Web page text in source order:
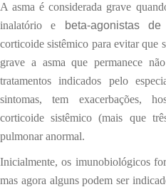
A asma é considerada grave
inalatório e
beta-agonistas
corticoide sistêmico para evitar que
grave a asma que
tratamentos indicados pelo
sintomas, tem exacerbações,
corticoide sistêmico (mais que
pulmonar anormal.
Inicialmente, os imunobiológicos
mas agora alguns podem ser